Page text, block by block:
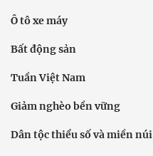
Ô tô xe máy
Bất động sản
Tuần Việt Nam
Giảm nghèo bền vững
Dân tộc thiểu số và miền núi